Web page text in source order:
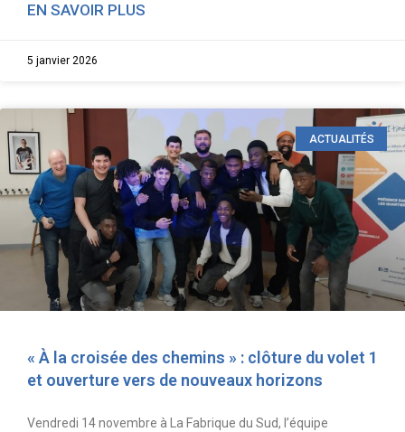
EN SAVOIR PLUS
5 janvier 2026
ACTUALITÉS
« À la croisée des chemins » : clôture du volet 1
et ouverture vers de nouveaux horizons
Vendredi 14 novembre à La Fabrique du Sud, l’équipe